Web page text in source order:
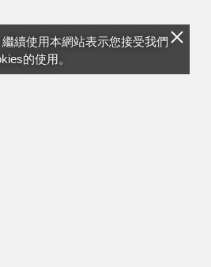
續使用本網站表示您接受我們
的使用。